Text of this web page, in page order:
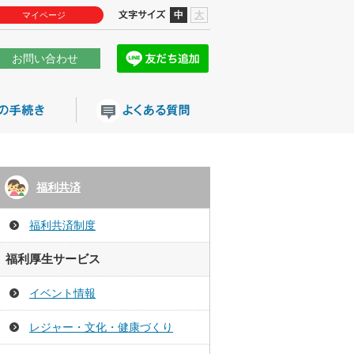
マイページ 中 大
お問い合わせ
福利共済
福利共済制度
福利厚生サービス
イベント情報
レジャー・文化・健康づくり